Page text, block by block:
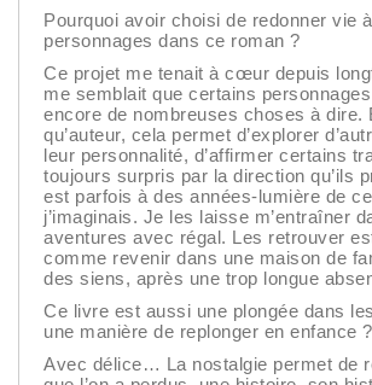
Pourquoi avoir choisi de redonner vie à
personnages dans ce roman ?
Ce projet me tenait à cœur depuis
me semblait que certains
encore de nombreuses choses à dire.
qu’auteur, cela permet d’explorer
leur personnalité, d’affirmer certains
toujours surpris par la direction qu’ils
est parfois à des années-lumière de
j’imaginais. Je les laisse m’entraîner
aventures avec régal. Les retrouver
comme revenir dans une maison de
des siens, après une trop longue
Ce livre est aussi une plongée dans
une manière de replonger en enfance ?
Avec délice… La nostalgie permet de